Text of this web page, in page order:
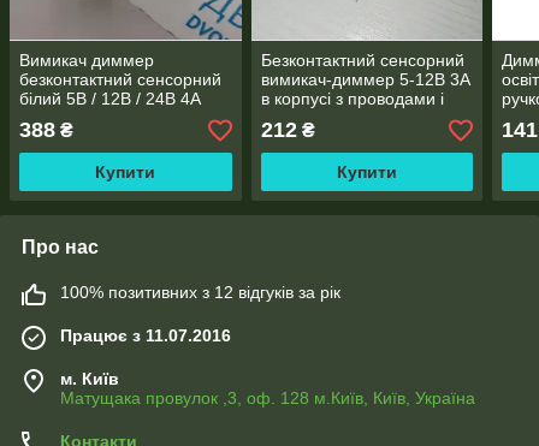
Вимикач диммер
безконтактний сенсорний
білий 5В / 12В / 24В 4А
388 ₴
Купити
Безконтактний сенсорний
вимикач-диммер 5-12В 3А
в корпусі з проводами і
212₴
Купити
141
Про нас
100% позитивних з 12 відгуків за рік
Працює з 11.07.2016
м. Київ
Матущака провулок ,3, оф. 128 м.Київ, Київ, Україна
Контакти